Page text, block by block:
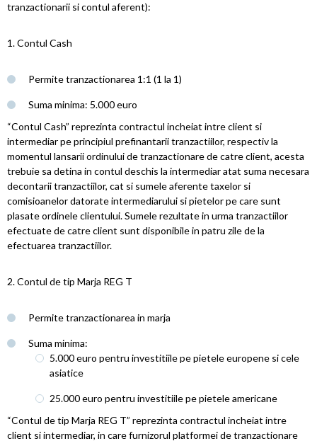
tranzactionarii si contul aferent):
1. Contul Cash
Permite tranzactionarea 1:1 (1 la 1)
Suma minima: 5.000 euro
“Contul Cash” reprezinta contractul incheiat intre client si
intermediar pe principiul prefinantarii tranzactiilor, respectiv la
momentul lansarii ordinului de tranzactionare de catre client, acesta
trebuie sa detina in contul deschis la intermediar atat suma necesara
decontarii tranzactiilor, cat si sumele aferente taxelor si
comisioanelor datorate intermediarului si pietelor pe care sunt
plasate ordinele clientului. Sumele rezultate in urma tranzactiilor
efectuate de catre client sunt disponibile in patru zile de la
efectuarea tranzactiilor.
2. Contul de tip Marja REG T
Permite tranzactionarea in marja
Suma minima:
5.000 euro pentru investitiile pe pietele europene si cele
asiatice
25.000 euro pentru investitiile pe pietele americane
“Contul de tip Marja REG T” reprezinta contractul incheiat intre
client si intermediar, in care furnizorul platformei de tranzactionare